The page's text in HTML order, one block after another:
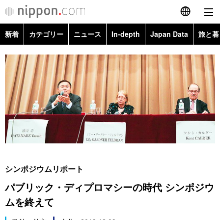
English
简体字
繁體字
Français
Español
Русский
カテゴリー
政治・外交
社会
ニュース
旅と暮らし
新着 カテゴリー ニュース In-depth Japan Data 旅と
政治・外交
経済・ビジネス
国際・海外
社会
科学・技術
暮らし
Topics
Images
People
東京
シンポジウムリポート
パブリック・ディプロマシーの時代 シンポジウ
ムを終えて